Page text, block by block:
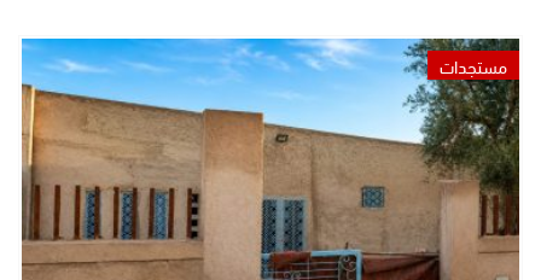
مستجدات